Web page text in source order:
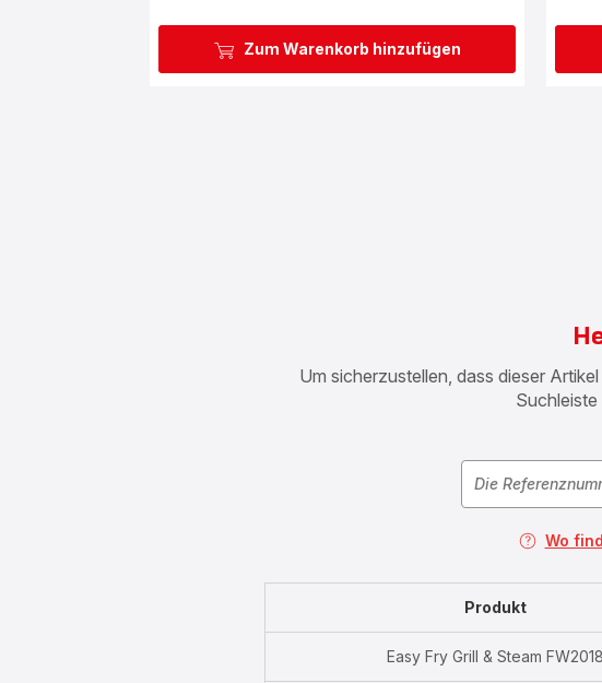
Zum Warenkorb hinzufügen
Um sicherzustellen, dass dieser
Wo
Produkt
Easy Fry Grill & Steam FW2018